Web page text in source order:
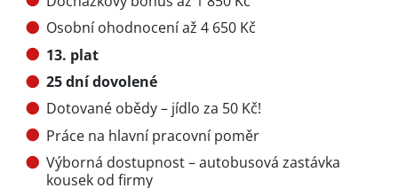
Osobní ohodnocení až 4 650 Kč
13. plat
25 dní dovolené
Dotované obědy – jídlo za 50 Kč!
Práce na hlavní pracovní poměr
Výborná dostupnost – autobusová zastávka
kousek od firmy